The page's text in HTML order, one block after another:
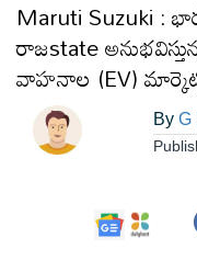
తెలంగాణ
ఆంధ్రప్రదేశ్
జాతీయం
Maruti Suzuki :
రాజstate
వాహనాల (EV)
By G